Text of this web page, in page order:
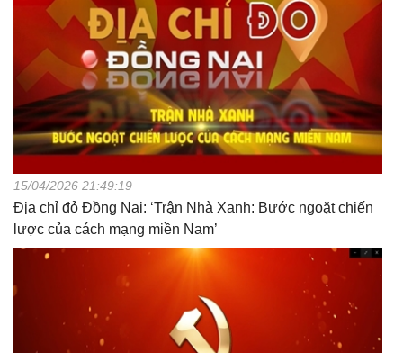
15/04/2026 21:49:19
Địa chỉ đỏ Đồng Nai: ‘Trận Nhà Xanh: Bước ngoặt chiến
lược của cách mạng miền Nam’